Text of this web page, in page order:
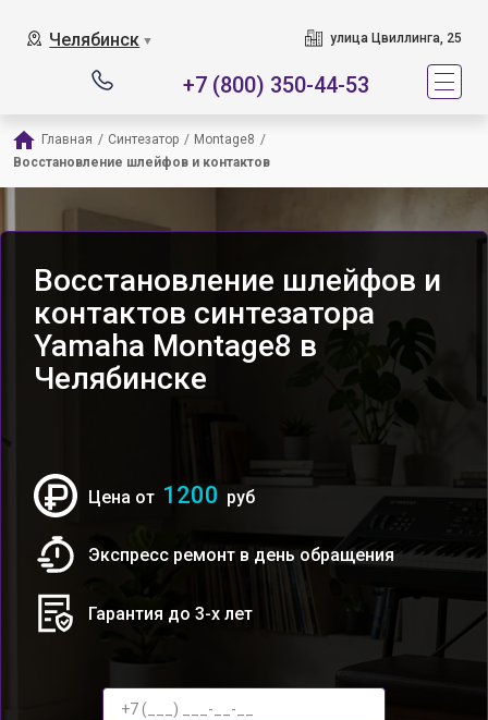
Челябинск ▼ улица Цвиллинга, 25
+7 (800) 350-44-53
Главная / Синтезатор / Montage8 /
Восстановление шлейфов и контактов
Восстановление шлейфов и
контактов синтезатора
Yamaha Montage8 в
Челябинске
Цена от 1200 руб
Экспресс ремонт в день обращения
Гарантия до 3-х лет